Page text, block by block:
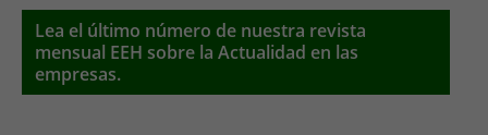
Lea el último número de nuestra revista
mensual EEH sobre la Actualidad en las
empresas.